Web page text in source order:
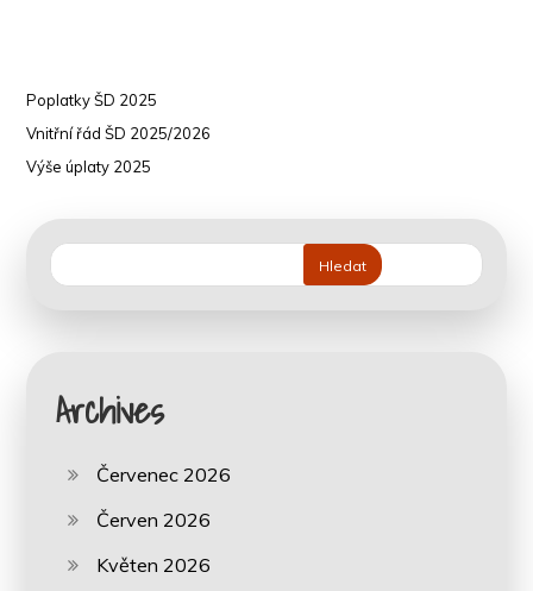
Poplatky ŠD 2025
Vnitřní řád ŠD 2025/2026
Výše úplaty 2025
Hledat
Archives
Červenec 2026
Červen 2026
Květen 2026